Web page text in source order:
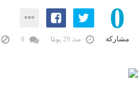
0
مشاركة منذ 29 يومًا